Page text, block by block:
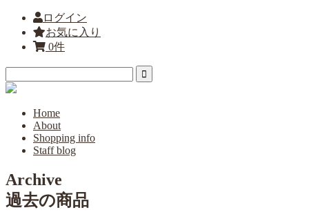
ログイン
お気に入り
0件
Home
About
Shopping info
Staff blog
Archive
過去の商品